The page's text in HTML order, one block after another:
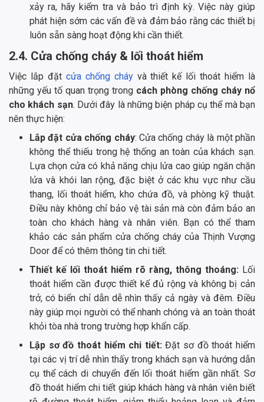
xảy ra, hãy kiểm tra và bảo trì định kỳ. Việc này giúp
phát hiện sớm các vấn đề và đảm bảo rằng các thiết bị
luôn sẵn sàng hoạt động khi cần thiết.
2.4. Cửa chống cháy & lối thoát hiểm
Việc lắp đặt cửa chống cháyvà thiết kế lối thoát hiểm là
những yếu tố quan trọng trong cách phòng chống cháy nổ
cho khách sạn. Dưới đây là những biện pháp cụ thể mà bạn
nên thực hiện:
Lắp đặt cửa chống cháy: Cửa chống cháy là một phần
không thể thiếu trong hệ thống an toàn của khách sạn.
Lựa chọn cửa có khả năng chịu lửa cao giúp ngăn chặn
lửa và khói lan rộng, đặc biệt ở các khu vực như cầu
thang, lối thoát hiểm, kho chứa đồ, và phòng kỹ thuật.
Điều này không chỉ bảo vệ tài sản mà còn đảm bảo an
toàn cho khách hàng và nhân viên. Bạn có thể tham
khảo các sản phẩm cửa chống cháy của Thịnh Vượng
Door để có thêm thông tin chi tiết.
Thiết kế lối thoát hiểm rõ ràng, thông thoáng: Lối
thoát hiểm cần được thiết kế đủ rộng và không bị cản
trở, có biển chỉ dẫn dễ nhìn thấy cả ngày và đêm. Điều
này giúp mọi người có thể nhanh chóng và an toàn thoát
khỏi tòa nhà trong trường hợp khẩn cấp.
Lập sơ đồ thoát hiểm chi tiết:Đặt sơ đồ thoát hiểm
tại các vị trí dễ nhìn thấy trong khách sạn và hướng dẫn
cụ thể cách di chuyển đến lối thoát hiểm gần nhất. Sơ
đồ thoát hiểm chi tiết giúp khách hàng và nhân viên biết